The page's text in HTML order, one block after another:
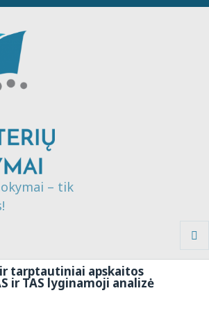
– tik
tarptautiniai apskaitos
ir TAS lyginamoji analizė